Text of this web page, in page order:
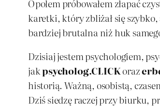
Opolem próbowałem złapać
karetki, który zbliżał się
bardziej brutalna niż huk
Dzisiaj jestem psychologiem,
jakpsycholog.CLICKoraz
historią. Ważną, osobistą,
Dziś siedzę raczej przy biurku,